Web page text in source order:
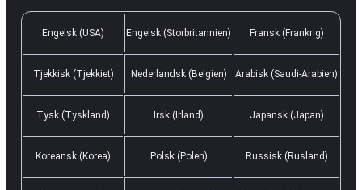
Engelsk (USA) Engelsk (Storbritannien) Fransk (Frankrig)
Tjekkisk (Tjekkiet) Nederlandsk (Belgien) Arabisk (Saudi-Arabien)
Tysk (Tyskland) Irsk (Irland) Japansk (Japan)
Koreansk (Korea) Polsk (Polen) Russisk (Rusland)